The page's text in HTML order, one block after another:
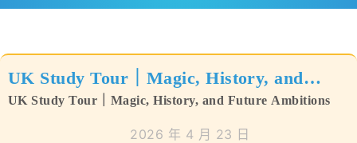
校風及學生支援
UK Study Tour｜Magic, History, and
Future Ambitions
UK Study Tour｜Magic, History, and Future Ambitions
2026 年 4 月 23 日